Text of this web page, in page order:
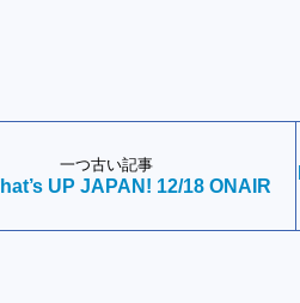
一つ古い記事
UP JAPAN! 12/18 ONAIR